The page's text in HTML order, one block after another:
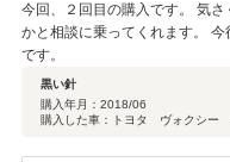
今回、２回目の購入です。 気
かと相談に乗ってくれます。
です。
黒い針
購入年月： 2018/06
購入した車：トヨタ ヴォクシー